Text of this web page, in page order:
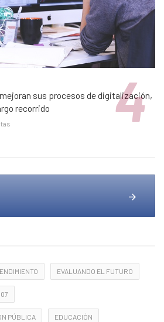
sus procesos de digitalización,
recorrido
EVALUANDO EL FUTURO
PÚBLICA EDUCACIÓN